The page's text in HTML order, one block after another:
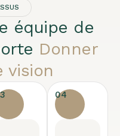
équipe de
Donner
vision
04